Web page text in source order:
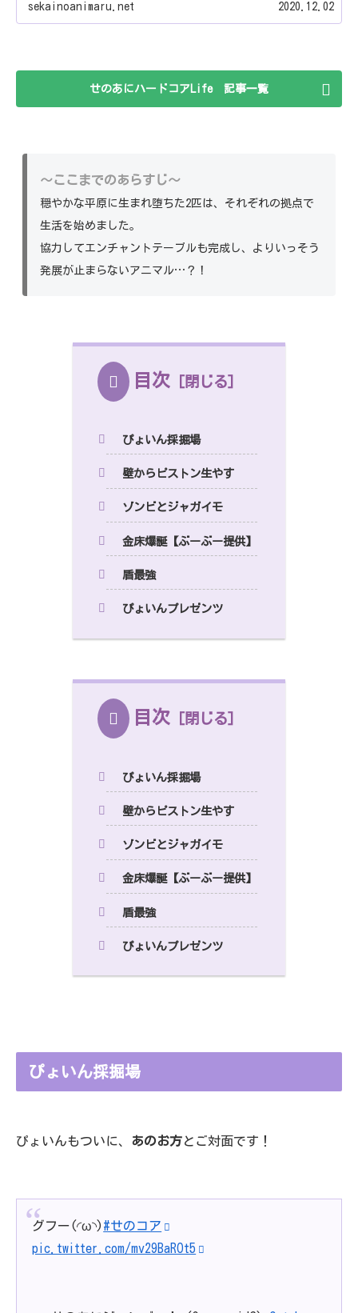
sekainoanimaru.net 2020.12.02
せのあにハードコアLife 記事一覧
～ここまでのあらすじ～
穏やかな平原に生まれ堕ちた2匹は、それぞれの拠点で
生活を始めました。
協力してエンチャントテーブルも完成し、よりいっそう
発展が止まらないアニマル…？！
目次
ぴょいん採掘場
壁からピストン生やす
ゾンビとジャガイモ
金床爆誕【ぶーぶー提供】
盾最強
ぴょいんプレゼンツ
目次
ぴょいん採掘場
壁からピストン生やす
ゾンビとジャガイモ
金床爆誕【ぶーぶー提供】
盾最強
ぴょいんプレゼンツ
ぴょいん採掘場
ぴょいんもついに、 あのお方とご対面です！
グフー(◜ω◝) #せのコア
pic.twitter.com/mv29BaROt5